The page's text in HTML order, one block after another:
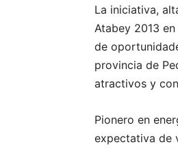
La iniciativa,
Atabey 2013
de
provincia de
atractivos y
Pionero en
expectativa de